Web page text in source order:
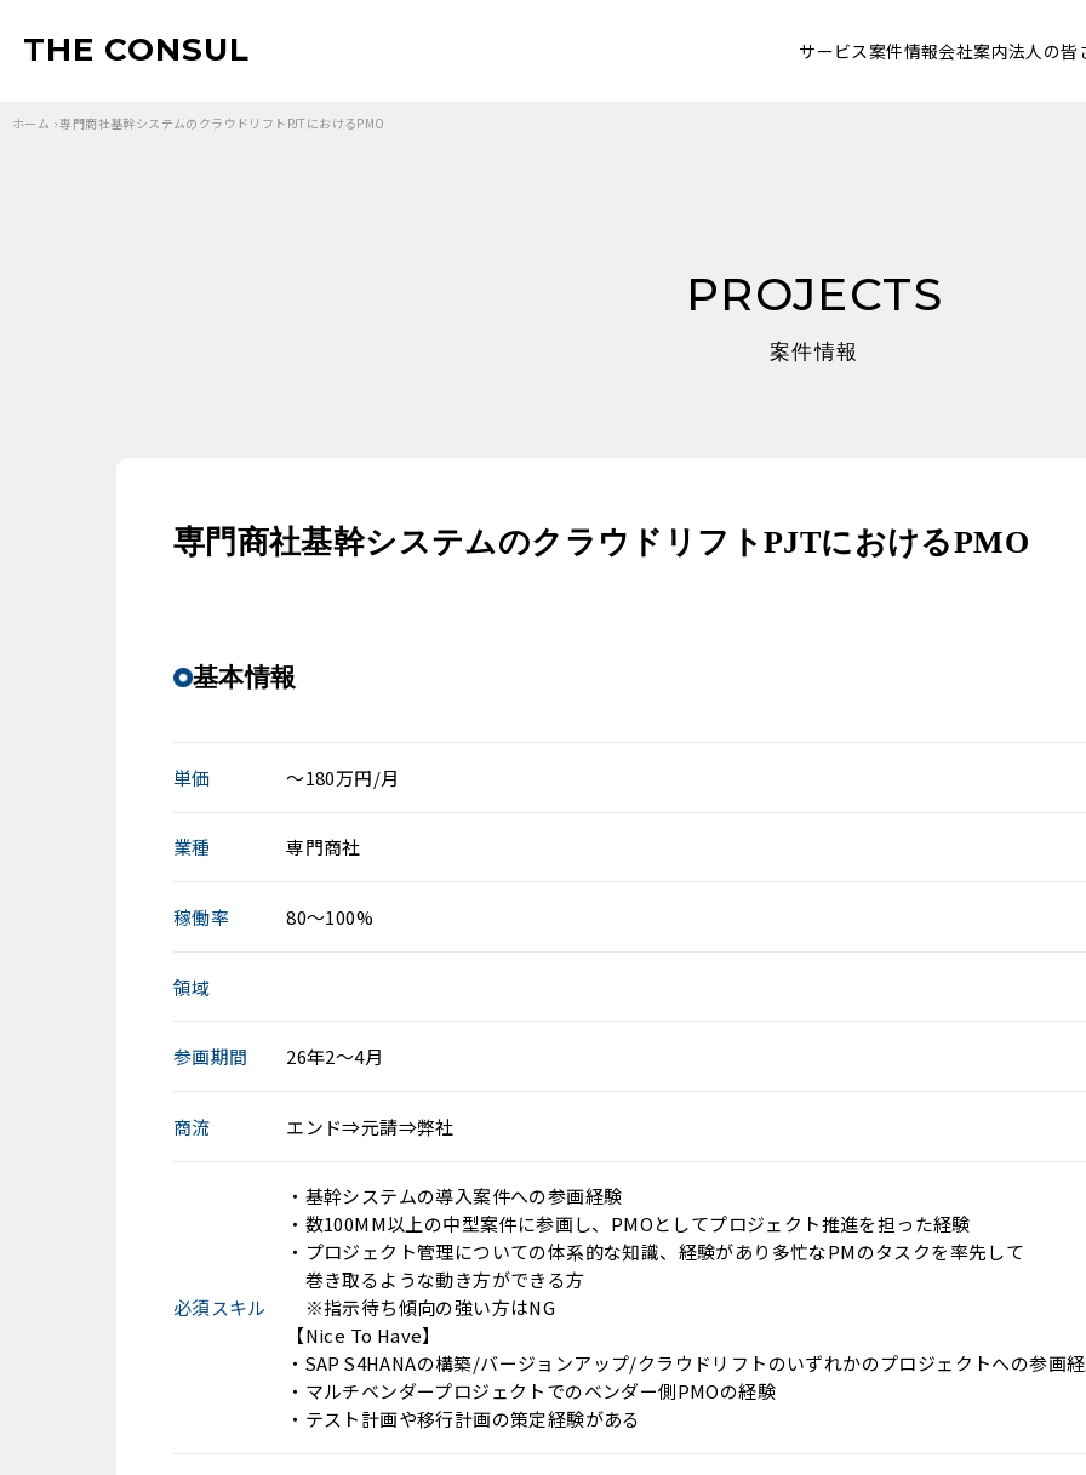
THE CONSUL サービス案件情報会社案内法人の皆
ホーム ›専門商社基幹システムのクラウドリフトPJTにおけるPMO
PROJECTS
案件情報
専門商社基幹システムのクラウドリフトPJTにおけるPMO
基本情報
単価 ～180万円/月
業種 専門商社
稼働率 80～100%
領域
参画期間 26年2～4月
商流 エンド⇒元請⇒弊社
必須スキル
・基幹システムの導入案件への参画経験
・数100MM以上の中型案件に参画し、PMOとしてプロジェクト推進を担った経験
・プロジェクト管理についての体系的な知識、経験があり多忙なPMのタスクを率先して
巻き取るような動き方ができる方
※指示待ち傾向の強い方はNG
【Nice To Have】
・SAP S4HANAの構築/バージョンアップ/クラウドリフトのいずれかのプロジェクトへの参画
・マルチベンダープロジェクトでのベンダー側PMOの経験
・テスト計画や移行計画の策定経験がある